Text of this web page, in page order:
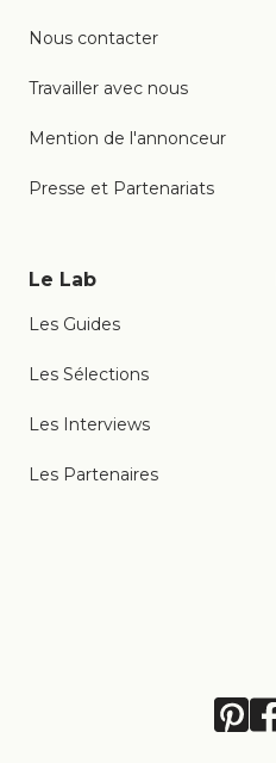
Nous contacter
Travailler avec nous
Mention de l'annonceur
Presse et Partenariats
Le Lab
Les Guides
Les Sélections
Les Interviews
Les Partenaires